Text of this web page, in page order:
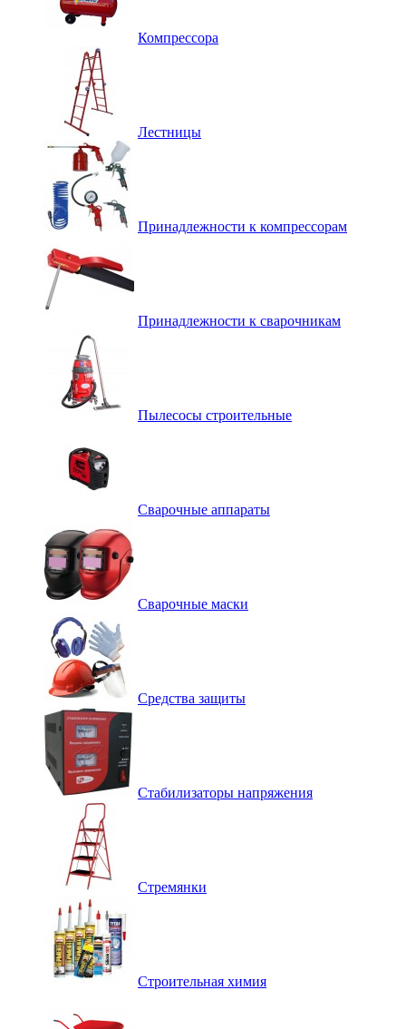
Компрессора
Лестницы
Принадлежности к компрессорам
Принадлежности к сварочникам
Пылесосы строительные
Сварочные аппараты
Сварочные маски
Средства защиты
Стабилизаторы напряжения
Стремянки
Строительная химия